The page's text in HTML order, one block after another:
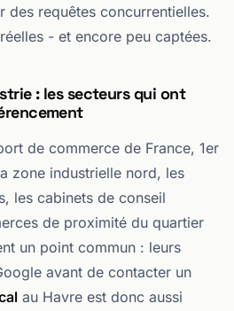
des requêtes concurrentielles.
- et encore peu captées.
: les secteurs qui ont
de commerce de France, 1er
zone industrielle nord, les
les cabinets de conseil
de proximité du quartier
un point commun : leurs
avant de contacter un
au Havre est donc aussi